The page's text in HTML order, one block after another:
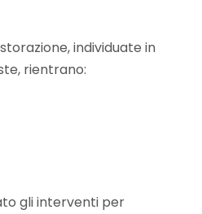
individuate in
rientrano:
gli interventi per